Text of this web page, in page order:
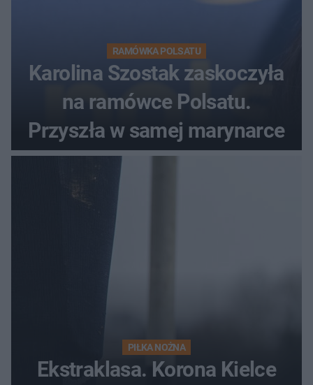
RAMÓWKA POLSATU
Karolina Szostak zaskoczyła
na ramówce Polsatu.
Przyszła w samej marynarce
PIŁKA NOŻNA
Ekstraklasa. Korona Kielce